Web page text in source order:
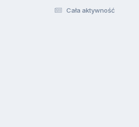
Cała aktywność